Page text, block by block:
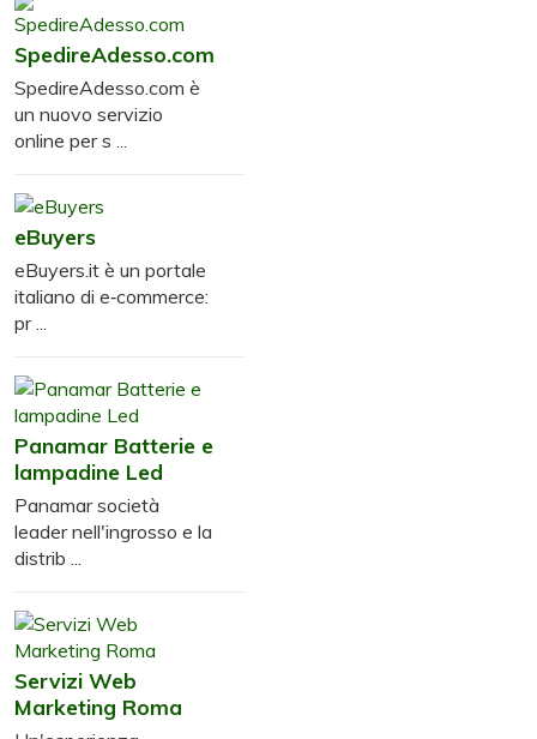
SpedireAdesso.com
SpedireAdesso.com è
un nuovo servizio
online per s ...
eBuyers
eBuyers.it è un portale
italiano di e‑commerce:
pr ...
Panamar Batterie e
lampadine Led
Panamar società
leader nell'ingrosso e la
distrib ...
Servizi Web
Marketing Roma